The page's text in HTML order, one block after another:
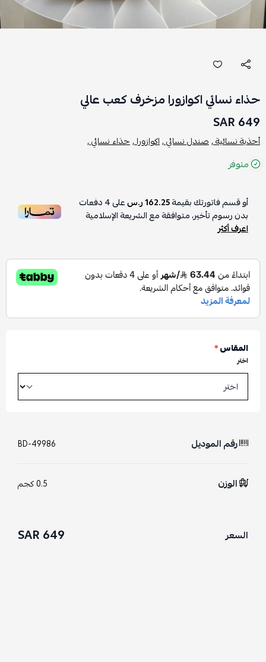
حذاء نسائي اكوازورا مزخرف كعب عالي
649 SAR
أحذية نسائية ,صندل نسائي ,اكوازورا ,حذاء نسائي ,
متوفر
أو قسم فاتورتك بقيمة162.25 ر.س على4دفعات
بدون رسوم تأخير، متوافقة مع الشريعة الإسلامية
اعرف أكثر
المقاس*
اختر
رقم الموديل BD-49986
الوزن 0.5 كجم
السعر 649 SAR